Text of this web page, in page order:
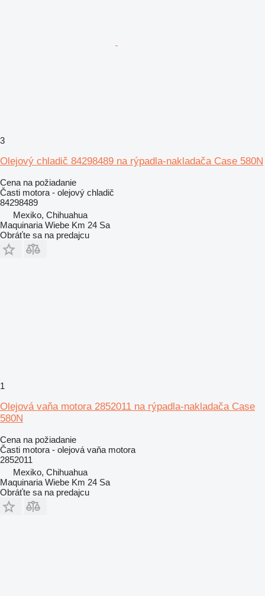
3
Olejový chladič 84298489 na rýpadla-nakladača Case 580N
Cena na požiadanie
Časti motora - olejový chladič
84298489
Mexiko, Chihuahua
Maquinaria Wiebe Km 24 Sa
Obráťte sa na predajcu
1
Olejová vaňa motora 2852011 na rýpadla-nakladača Case
580N
Cena na požiadanie
Časti motora - olejová vaňa motora
2852011
Mexiko, Chihuahua
Maquinaria Wiebe Km 24 Sa
Obráťte sa na predajcu